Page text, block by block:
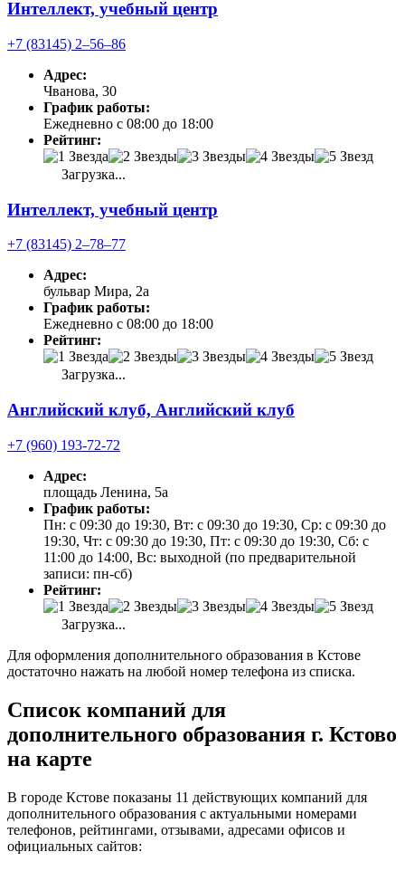
Интеллект, учебный центр
+7 (83145) 2‒56‒86
Адрес:
Чванова, 30
График работы:
Ежедневно с 08:00 до 18:00
Рейтинг:
Загрузка...
Интеллект, учебный центр
+7 (83145) 2‒78‒77
Адрес:
бульвар Мира, 2а
График работы:
Ежедневно с 08:00 до 18:00
Рейтинг:
Загрузка...
Английский клуб, Английский клуб
+7 (960) 193-72-72
Адрес:
площадь Ленина, 5а
График работы:
Пн: с 09:30 до 19:30, Вт: с 09:30 до 19:30, Ср: с 09:30 до
19:30, Чт: с 09:30 до 19:30, Пт: с 09:30 до 19:30, Сб: с
11:00 до 14:00, Вс: выходной (по предварительной
записи: пн-сб)
Рейтинг:
Загрузка...
Для оформления дополнительного образования в Кстове
достаточно нажать на любой номер телефона из списка.
Список компаний для
дополнительного образования г. Кстово
на карте
В городе Кстове показаны 11 действующих компаний для
дополнительного образования с актуальными номерами
телефонов, рейтингами, отзывами, адресами офисов и
официальных сайтов: